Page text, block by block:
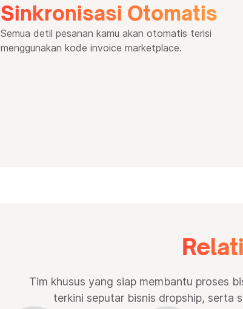
Sinkronisasi Otomatis
Semua detil pesanan kamu akan otomatis terisi
menggunakan kode invoice marketplace.
Tim khusus yang siap membantu proses
terkini seputar bisnis dropship, serta